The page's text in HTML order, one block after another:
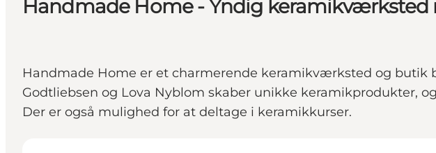
Handmade Home - Yndig
Handmade Home er et charmerende keramikværksted og butik
Godtliebsen og Lova Nyblom skaber unikke keramikprodukter,
Der er også mulighed for at deltage i keramikkurser.